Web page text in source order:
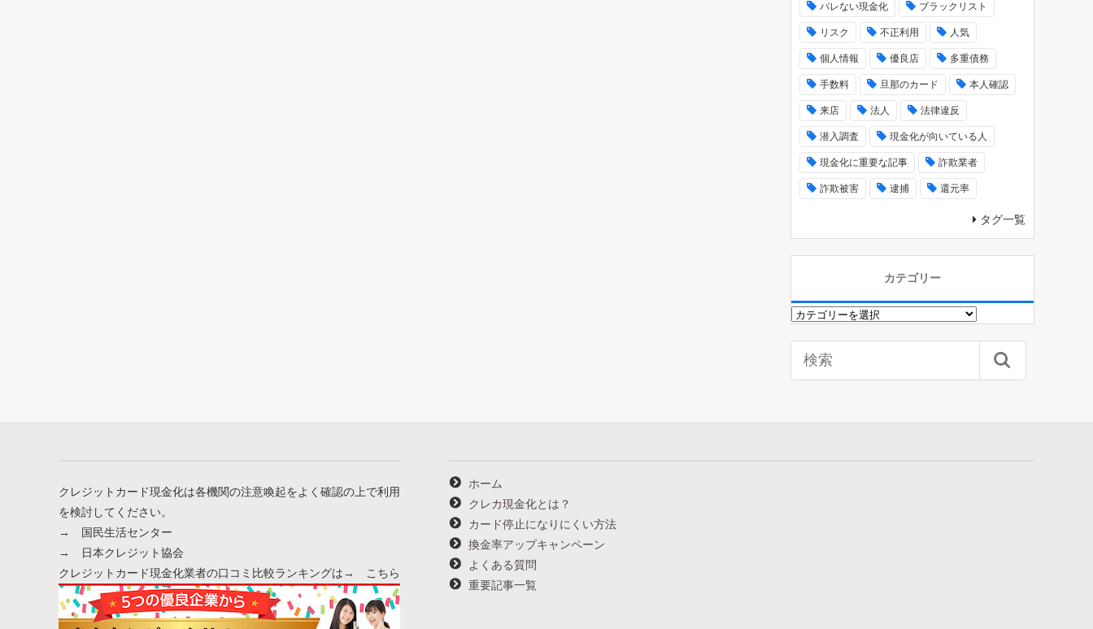
バレない現金化 ブラックリスト
リスク 不正利用 人気
個人情報 優良店 多重債務
手数料 旦那のカード 本人確認
来店 法人 法律違反
潜入調査 現金化が向いている人
現金化に重要な記事 詐欺業者
詐欺被害 逮捕 還元率
タグ一覧
カテゴリー
カ
クレジットカード現金化は各機関の注意喚起をよく確認の上で利用
を検討してください。
→
国民生活センター
→
日本クレジット協会
クレジットカード現金化業者の口コミ比較ランキングは→ こちら
ホーム
クレカ現金化とは？
カード停止になりにくい方法
換金率アップキャンペーン
よくある質問
重要記事一覧